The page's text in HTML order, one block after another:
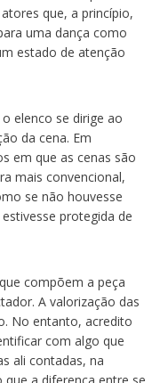
que, a princípio,
uma dança como
estado de atenção
elenco se dirige ao
da cena. Em
em que as cenas são
mais convencional,
se não houvesse
protegida de
compõem a peça
A valorização das
No entanto, acredito
com algo que
ali contadas, na
a diferença entre se